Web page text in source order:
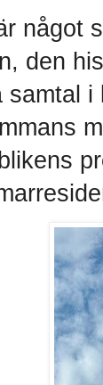
något
den
samtal i